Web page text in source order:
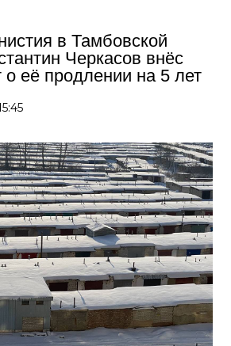
в Тамбовской
Черкасов внёс
о её продлении на 5 лет